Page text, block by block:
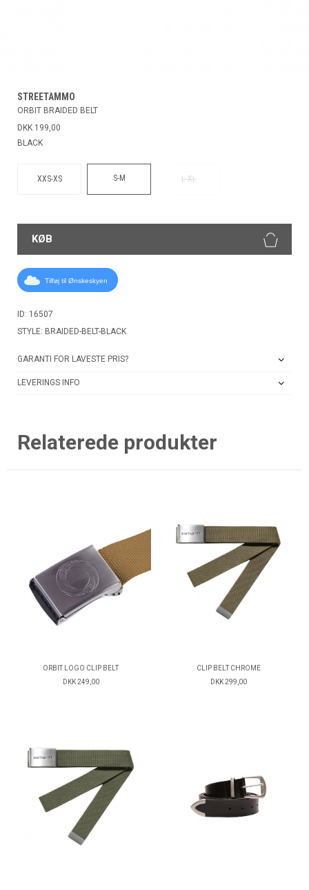
STREETAMMO
ORBIT BRAIDED BELT
DKK 199,00
BLACK
XXS-XS S-M L-XL
KØB
Tilføj til Ønskeskyen
ID: 16507
STYLE: BRAIDED-BELT-BLACK
GARANTI FOR LAVESTE PRIS?
LEVERINGS INFO
Relaterede produkter
ORBIT LOGO CLIP BELT
DKK 249,00
CLIP BELT CHROME
DKK 299,00